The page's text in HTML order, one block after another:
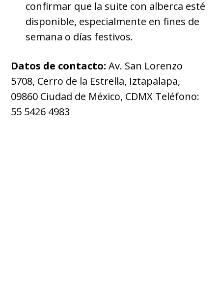
confirmar que la suite con alberca esté
disponible, especialmente en fines de
semana o días festivos.
Datos de contacto: Av. San Lorenzo
5708, Cerro de la Estrella, Iztapalapa,
09860 Ciudad de México, CDMX Teléfono:
55 5426 4983